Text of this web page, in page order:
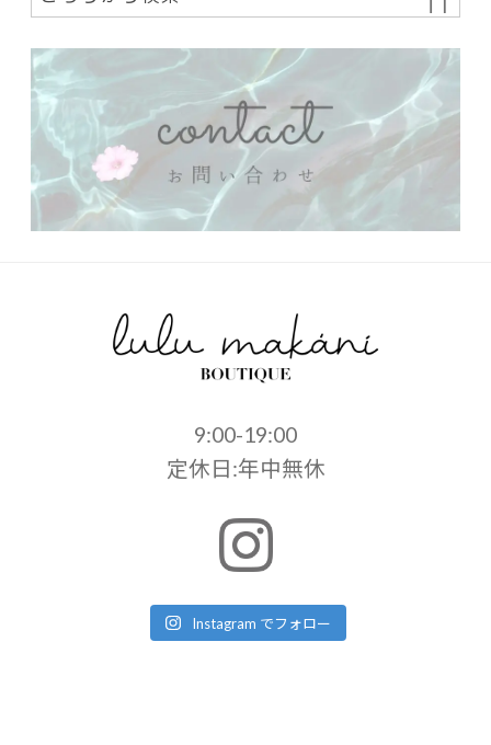
9:00-19:00
定休日:年中無休
Instagram でフォロー